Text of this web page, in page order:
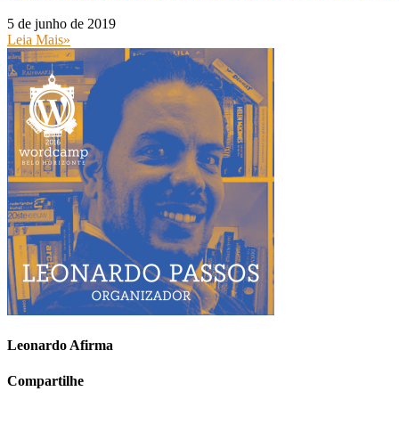
5 de junho de 2019
Leia Mais»
Leonardo Afirma
Compartilhe